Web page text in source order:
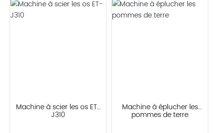
Machine à scier les os ET-
J310
Machine à éplucher les
pommes de terre